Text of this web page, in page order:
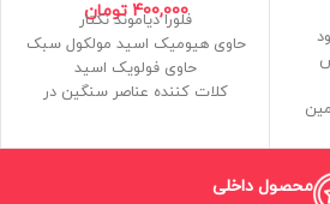
400,000 تومان
فلورا دیاموند نکتار
حاوی هیومیک اسید مولکول سبک
حاوی فولویک اسید
کلات کننده عناصر سنگین در
محصول داخلی